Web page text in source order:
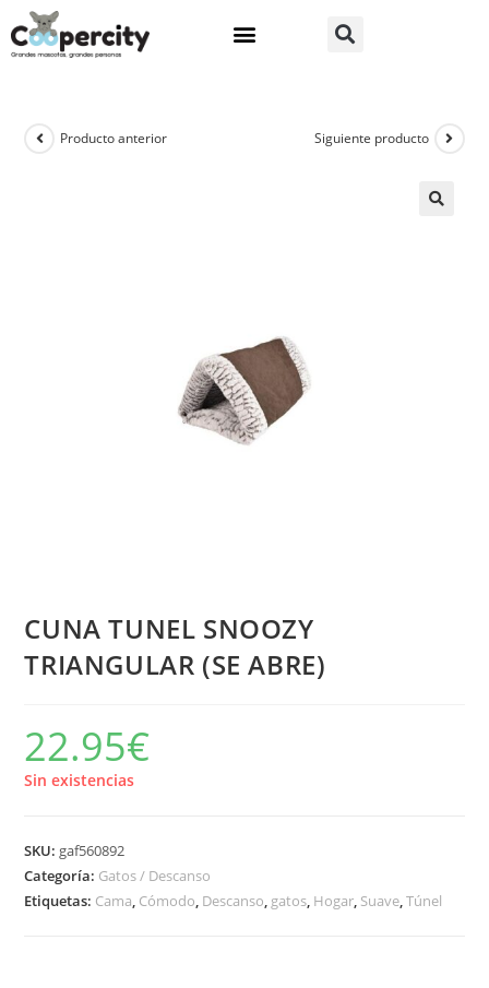
Producto anterior Siguiente producto
CUNA TUNEL SNOOZY
TRIANGULAR (SE ABRE)
22.95€
Sin existencias
SKU: gaf560892
Categoría: Gatos / Descanso
Etiquetas: Cama, Cómodo, Descanso, gatos, Hogar, Suave,Túnel